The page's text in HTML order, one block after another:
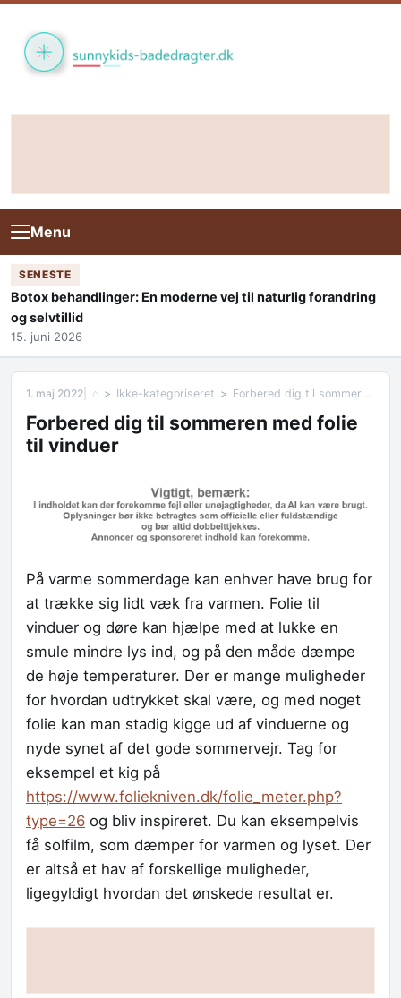
Menu
SENESTE
Botox behandlinger: En moderne vej til naturlig forandring
og selvtillid
15. juni 2026
1. maj 2022 ⌂ Ikke-kategoriseret Forbered dig til sommeren med folie til vinduer
Forbered dig til sommeren med folie
til vinduer
På varme sommerdage kan enhver have brug for
at trække sig lidt væk fra varmen. Folie til
vinduer og døre kan hjælpe med at lukke en
smule mindre lys ind, og på den måde dæmpe
de høje temperaturer. Der er mange muligheder
for hvordan udtrykket skal være, og med noget
folie kan man stadig kigge ud af vinduerne og
nyde synet af det gode sommervejr. Tag for
eksempel et kig på
https://www.foliekniven.dk/folie_meter.php?
type=26 og bliv inspireret. Du kan eksempelvis
få solfilm, som dæmper for varmen og lyset. Der
er altså et hav af forskellige muligheder,
ligegyldigt hvordan det ønskede resultat er.